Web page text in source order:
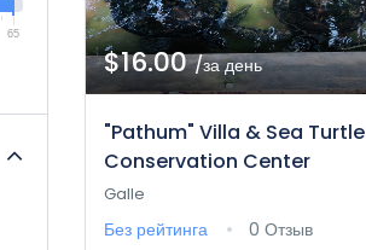
65
$16.00/за день
"Pathum" Villa & Sea Turtle
Conservation Center
Galle
Без рейтинга 0 Отзыв